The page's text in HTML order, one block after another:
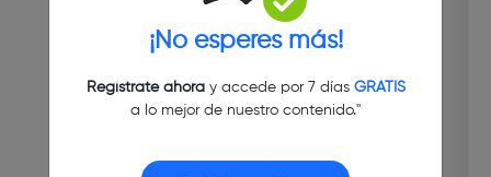
¡No esperes más!
Regístrate ahoray accede por 7 días GRATIS
a lo mejor de nuestro contenido."